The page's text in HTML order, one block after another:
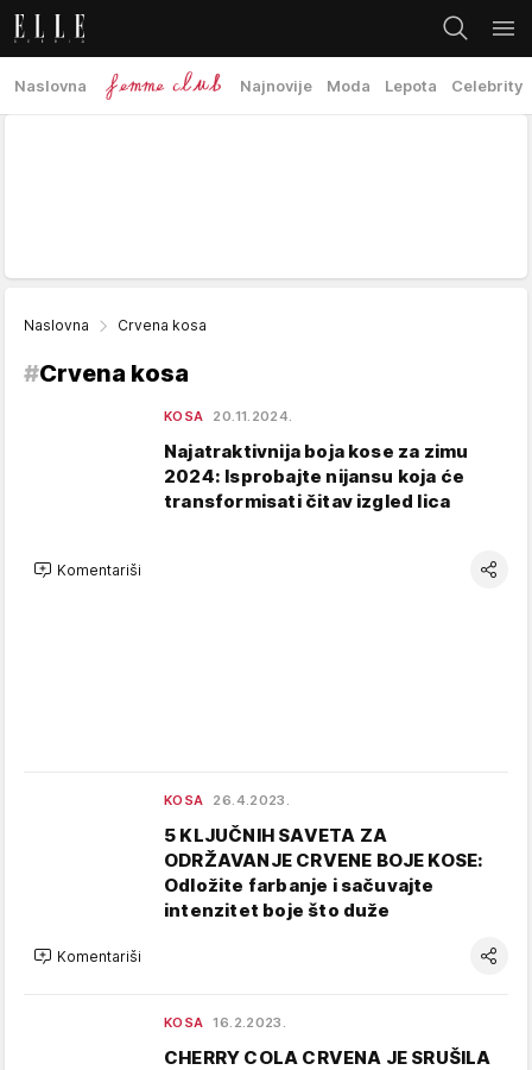
Naslovna Najnovije Moda Lepota Celebrity
Naslovna Crvena kosa
#Crvena kosa
KOSA 20.11.2024.
Najatraktivnija boja kose za zimu
2024: Isprobajte nijansu koja će
transformisati čitav izgled lica
Komentariši
KOSA 26.4.2023.
5 KLJUČNIH SAVETA ZA
ODRŽAVANJE CRVENE BOJE KOSE:
Odložite farbanje i sačuvajte
intenzitet boje što duže
Komentariši
KOSA 16.2.2023.
CHERRY COLA CRVENA JE SRUŠILA